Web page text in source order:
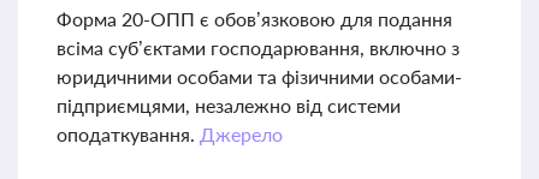
Форма 20-ОПП є обов’язковою для подання
всіма суб’єктами господарювання, включно з
юридичними особами та фізичними особами-
підприємцями, незалежно від системи
оподаткування. Джерело